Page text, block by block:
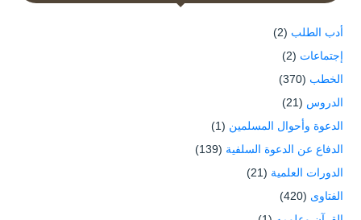
أدب الطلب (2)
إجتماعات (2)
الخطب (370)
الدروس (21)
الدعوة وأحوال المسلمين (1)
الدفاع عن الدعوة السلفية (139)
الدورات العلمية (21)
الفتاوى (420)